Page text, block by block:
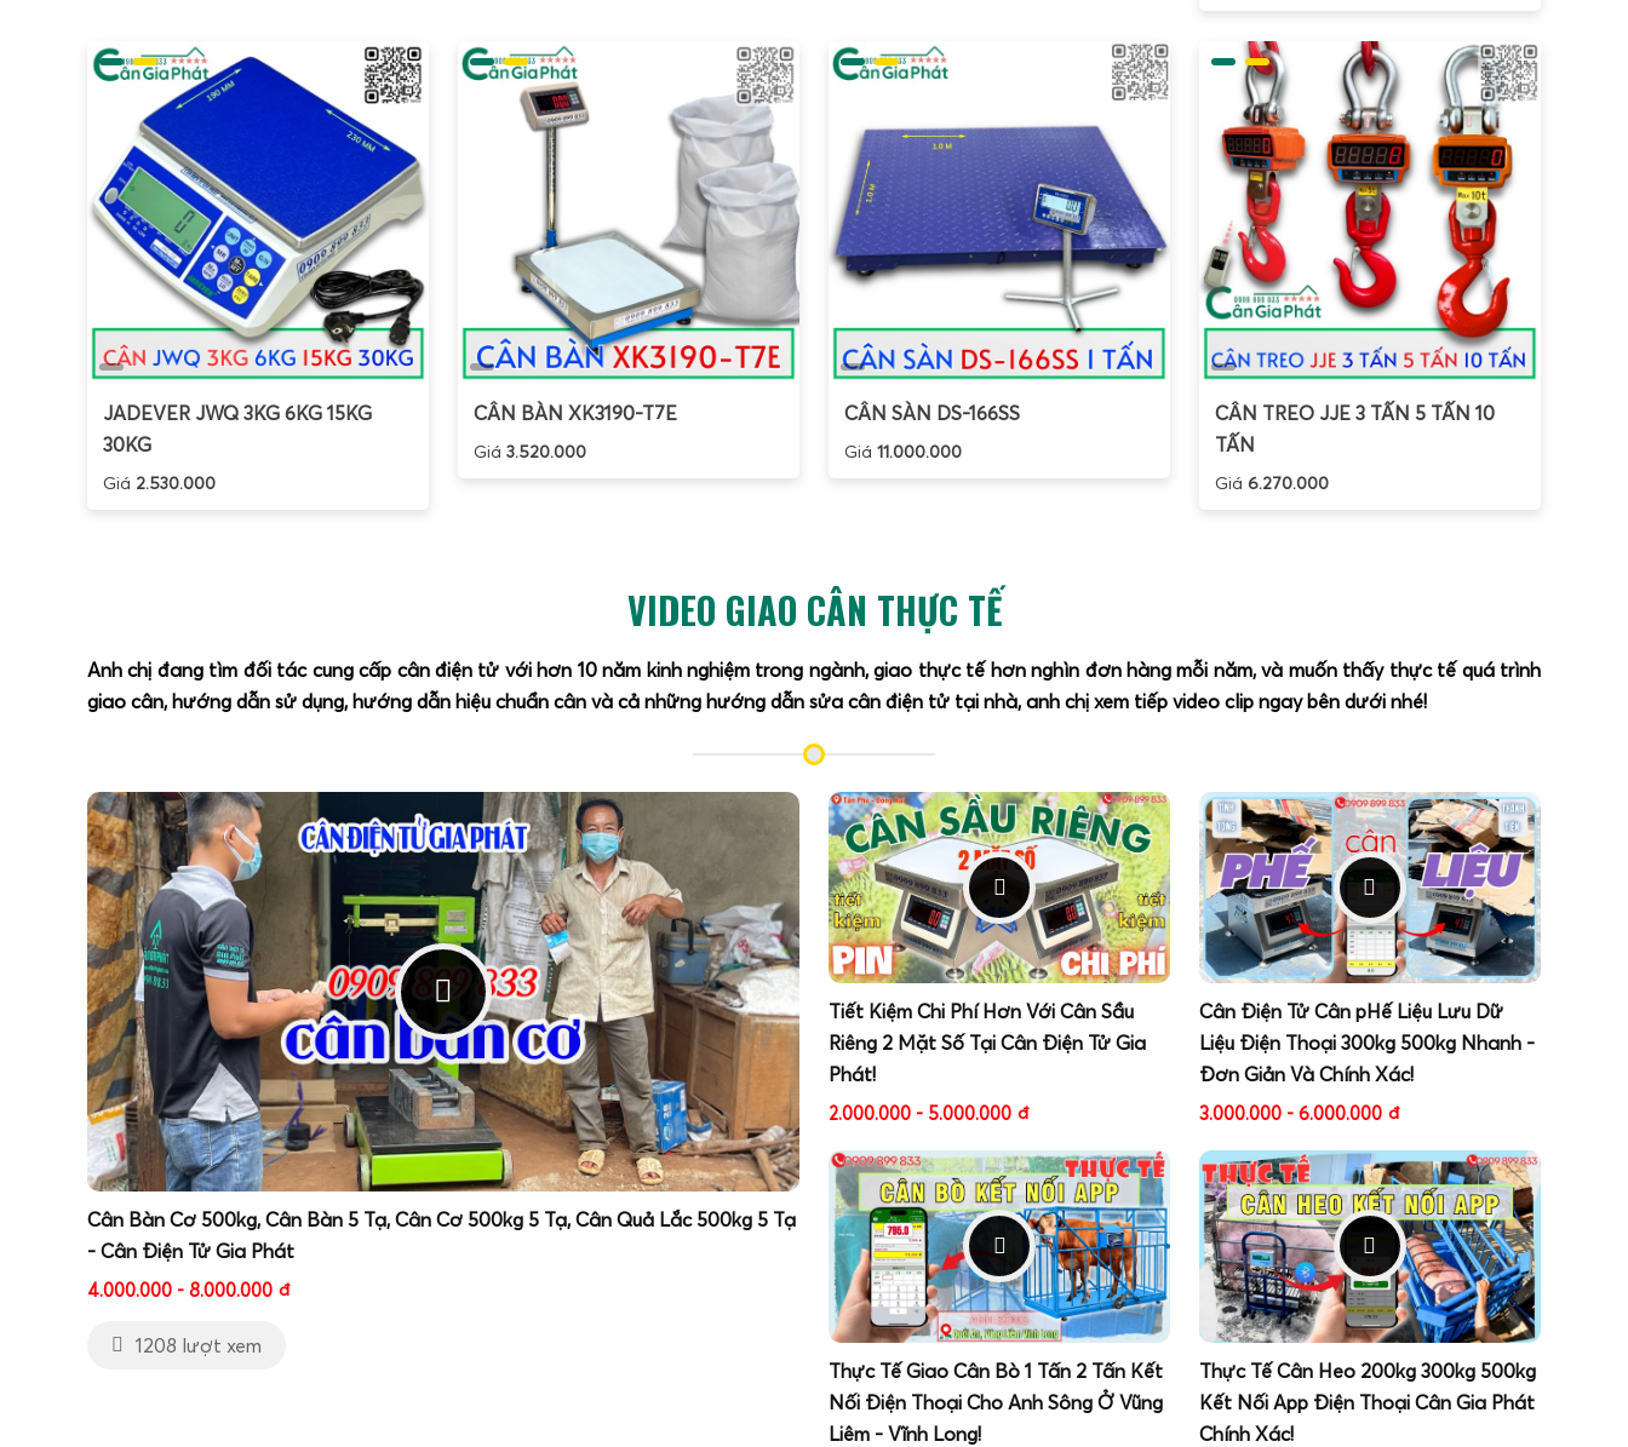
JADEVER JWQ 3KG 6KG 15KG
30KG
Giá 2.530.000
CÂN BÀN XK3190-T7E
Giá 3.520.000
CÂN SÀN DS-166SS
Giá 11.000.000
CÂN TREO JJE 3 TẤN 5 TẤN 10
TẤN
Giá 6.270.000
VIDEO GIAO CÂN THỰC TẾ
Anh chị đang tìm đối tác cung cấp cân điện tử với hơn 10 năm kinh nghiệm trong ngành, giao thực tế hơn nghìn đơn hàng mỗi năm, và muốn thấy thực tế quá trình
giao cân, hướng dẫn sử dụng, hướng dẫn hiệu chuẩn cân và cả những hướng dẫn sửa cân điện tử tại nhà, anh chị xem tiếp video clip ngay bên dưới nhé!
Cân Bàn Cơ 500kg, Cân Bàn 5 Tạ, Cân Cơ 500kg 5 Tạ, Cân Quả Lắc 500kg 5 Tạ
- Cân Điện Tử Gia Phát
4.000.000 - 8.000.000 đ
1208 lượt xem
Tiết Kiệm Chi Phí Hơn Với Cân Sầu
Riêng 2 Mặt Số Tại Cân Điện Tử Gia
Phát!
2.000.000 - 5.000.000 đ
Cân Điện Tử Cân pHế Liệu Lưu Dữ
Liệu Điện Thoại 300kg 500kg Nhanh -
Đơn Giản Và Chính Xác!
3.000.000 - 6.000.000 đ
Thực Tế Giao Cân Bò 1 Tấn 2 Tấn Kết
Nối Điện Thoại Cho Anh Sông Ở Vũng
Liêm - Vĩnh Long!
Thực Tế Cân Heo 200kg 300kg 500kg
Kết Nối App Điện Thoại Cân Gia Phát
Chính Xác!